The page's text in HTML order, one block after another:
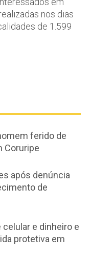
nos dias
de 1.599
ferido de
Coruripe
após denúncia
de
e dinheiro e
protetiva em